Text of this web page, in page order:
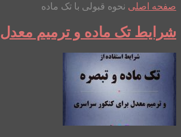
صفحه اصلی نحوه قبولی با تک ماده
شرایط تک ماده و ترمیم معدل